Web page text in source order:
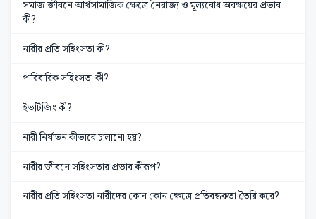
সমাজ জীবনে আর্থসামাজিক ক্ষেত্রে নৈরাজ্য ও মূল্যবোধ অবক্ষয়ের প্রভাব
কী?
নারীর প্রতি সহিংসতা কী?
পারিবারিক সহিংসতা কী?
ইভটিজিং কী?
নারী নির্যাতন কীভাবে চালানো হয়?
নারীর জীবনে সহিংসতার প্রভাব কীরূপ?
নারীর প্রতি সহিংসতা নারীদের কোন কোন ক্ষেত্রে প্রতিবন্ধকতা তৈরি করে?